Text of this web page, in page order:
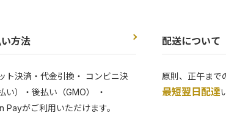
方法
ト決済・代金引換・ コンビニ決
い）・後払い（GMO） ・
Payがご利用いただけます。
配送について
原則、正午まで
最短翌日配達